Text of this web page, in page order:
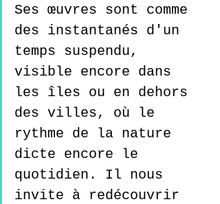
Ses œuvres sont comme
des instantanés d'un
temps suspendu,
visible encore dans
les îles ou en dehors
des villes, où le
rythme de la nature
dicte encore le
quotidien. Il nous
invite à redécouvrir